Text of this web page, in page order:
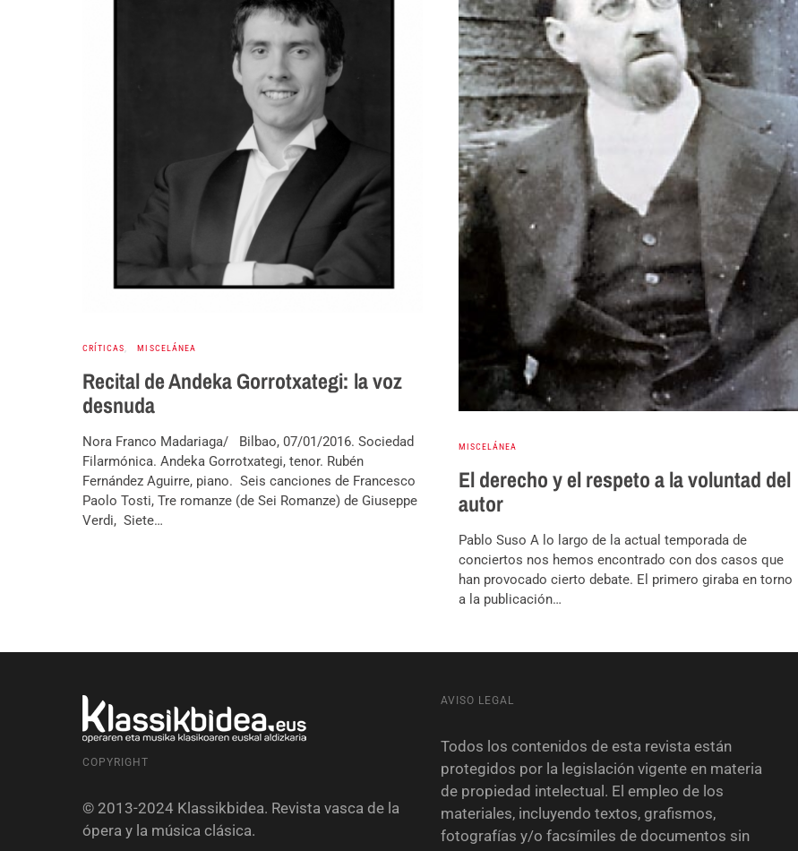
CRÍTICAS MISCELÁNEA
Recital de Andeka Gorrotxategi: la voz
desnuda
Nora Franco Madariaga/ Bilbao, 07/01/2016. Sociedad
Filarmónica. Andeka Gorrotxategi, tenor. Rubén
Fernández Aguirre, piano. Seis canciones de Francesco
Paolo Tosti, Tre romanze (de Sei Romanze) de Giuseppe
Verdi, Siete…
MISCELÁNEA
El derecho y el respeto a la voluntad del
autor
Pablo Suso A lo largo de la actual temporada de
conciertos nos hemos encontrado con dos casos que
han provocado cierto debate. El primero giraba en torno
a la publicación…
COPYRIGHT
© 2013-2024 Klassikbidea. Revista vasca de la
ópera y la música clásica.
AVISO LEGAL
Todos los contenidos de esta revista están
protegidos por la legislación vigente en materia
de propiedad intelectual. El empleo de los
materiales, incluyendo textos, grafismos,
fotografías y/o facsímiles de documentos sin